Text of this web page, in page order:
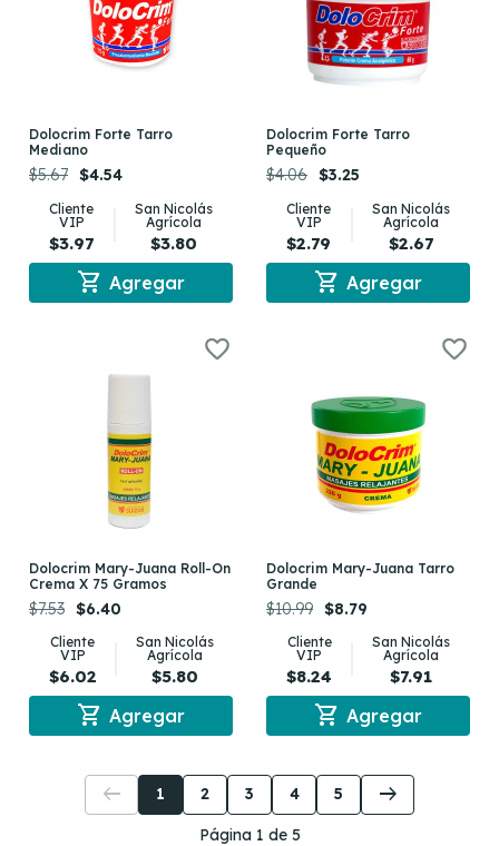
Dolocrim Forte Tarro
Mediano
$5.67 $4.54
Cliente
VIP
$3.97
San Nicolás
Agrícola
$3.80
shopping_cart Agregar
Dolocrim Forte Tarro
Pequeño
$4.06 $3.25
Cliente
VIP
$2.79
San Nicolás
Agrícola
$2.67
shopping_cart Agregar
Dolocrim Mary-Juana Roll-On
Crema X 75 Gramos
$7.53 $6.40
Cliente
VIP
$6.02
San Nicolás
Agrícola
$5.80
shopping_cart Agregar
Dolocrim Mary-Juana Tarro
Grande
$10.99 $8.79
Cliente
VIP
$8.24
San Nicolás
Agrícola
$7.91
shopping_cart Agregar
Página 1 de 5
arrow_left_alt 1 2 3 4 5 arrow_right_alt